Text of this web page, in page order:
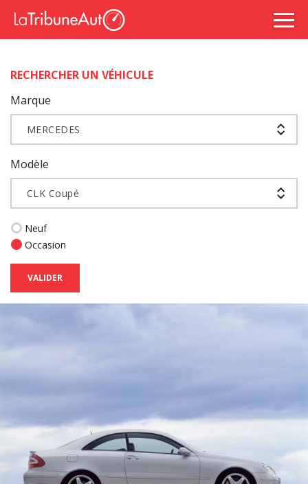
RECHERCHER UN VÉHICULE
Marque
MERCEDES
Modèle
CLK Coupé
Neuf
Occasion
VALIDER